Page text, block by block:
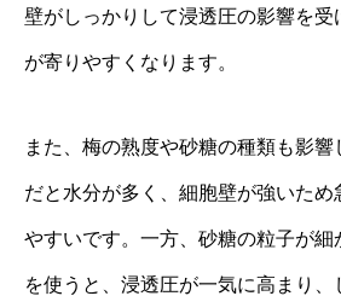
壁がしっかりして浸透圧の影響を受
が寄りやすくなります。
また、梅の熟度や砂糖の種類も影
だと水分が多く、細胞壁が強いため
やすいです。一方、砂糖の粒子が細
を使うと、浸透圧が一気に高まり、